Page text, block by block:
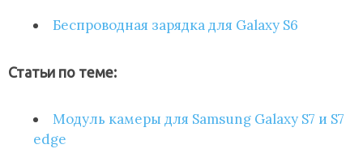
Беспроводная зарядка для Galaxy S6
Статьи по теме:
Модуль камеры для Samsung Galaxy S7 и S7
edge